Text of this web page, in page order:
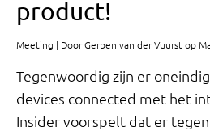
product!
Meeting | Door Gerben van der Vuurst op
Tegenwoordig zijn er
devices connected met het
Insider voorspelt dat er